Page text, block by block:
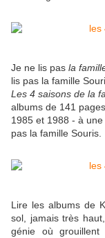
Je ne lis pas la
lis pas la famille
Les 4 saisons de la
albums de 141
1985 et 1988 - à
pas la famille Souris.
Lire les albums de
sol, jamais très
génie où